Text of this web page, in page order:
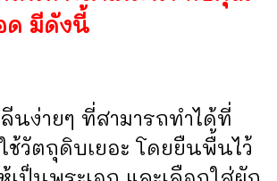
ด มีดังนี้
นง่ายๆ ที่สามารถทำได้ที่
ช้วัตถุดิบเยอะ โดยยืนพื้นไว้